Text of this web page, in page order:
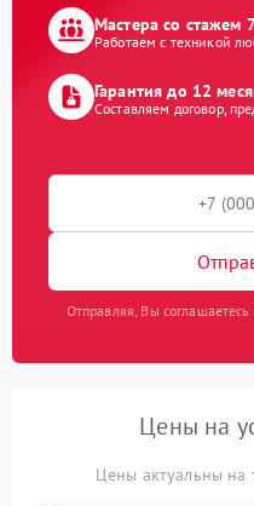
Мастера со стажем
Работаем с техникой
Гарантия до 12
Составляем договор,
Отправляя, Вы
Цены на
Цены актуальны на